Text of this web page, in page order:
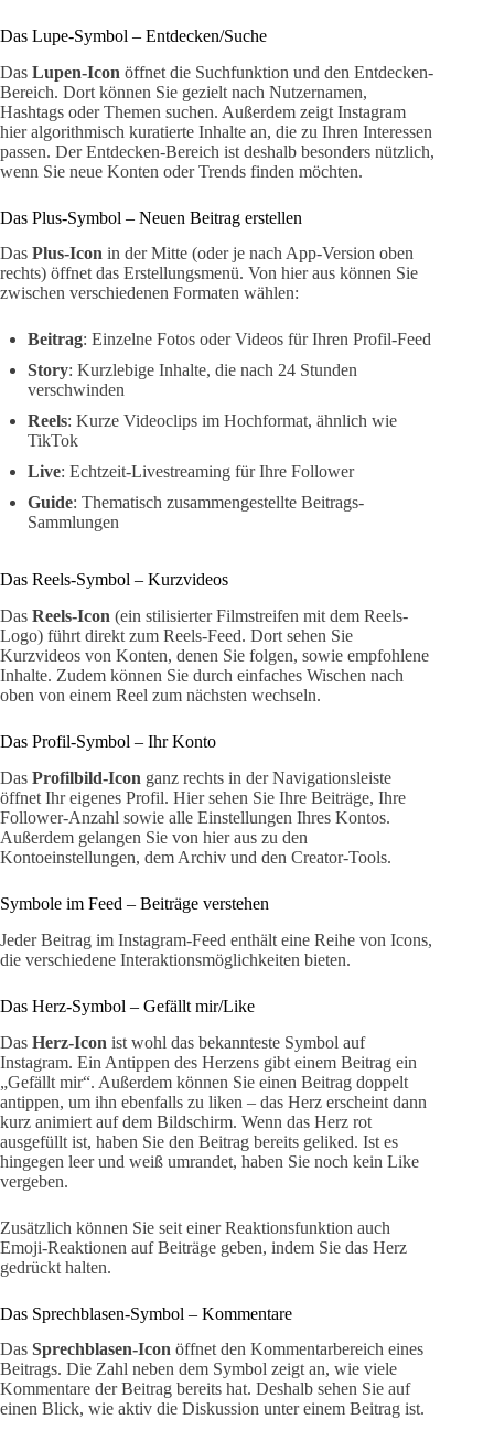
Das Lupe-Symbol – Entdecken/Suche
Das Lupen-Icon öffnet die Suchfunktion und den Entdecken-
Bereich. Dort können Sie gezielt nach Nutzernamen,
Hashtags oder Themen suchen. Außerdem zeigt Instagram
hier algorithmisch kuratierte Inhalte an, die zu Ihren Interessen
passen. Der Entdecken-Bereich ist deshalb besonders nützlich,
wenn Sie neue Konten oder Trends finden möchten.
Das Plus-Symbol – Neuen Beitrag erstellen
Das Plus-Icon in der Mitte (oder je nach App-Version oben
rechts) öffnet das Erstellungsmenü. Von hier aus können Sie
zwischen verschiedenen Formaten wählen:
Beitrag: Einzelne Fotos oder Videos für Ihren Profil-Feed
Story: Kurzlebige Inhalte, die nach 24 Stunden
verschwinden
Reels: Kurze Videoclips im Hochformat, ähnlich wie
TikTok
Live: Echtzeit-Livestreaming für Ihre Follower
Guide: Thematisch zusammengestellte Beitrags-
Sammlungen
Das Reels-Symbol – Kurzvideos
Das Reels-Icon (ein stilisierter Filmstreifen mit dem Reels-
Logo) führt direkt zum Reels-Feed. Dort sehen Sie
Kurzvideos von Konten, denen Sie folgen, sowie empfohlene
Inhalte. Zudem können Sie durch einfaches Wischen nach
oben von einem Reel zum nächsten wechseln.
Das Profil-Symbol – Ihr Konto
Das Profilbild-Icon ganz rechts in der Navigationsleiste
öffnet Ihr eigenes Profil. Hier sehen Sie Ihre Beiträge, Ihre
Follower-Anzahl sowie alle Einstellungen Ihres Kontos.
Außerdem gelangen Sie von hier aus zu den
Kontoeinstellungen, dem Archiv und den Creator-Tools.
Symbole im Feed – Beiträge verstehen
Jeder Beitrag im Instagram-Feed enthält eine Reihe von Icons,
die verschiedene Interaktionsmöglichkeiten bieten.
Das Herz-Symbol – Gefällt mir/Like
Das Herz-Icon ist wohl das bekannteste Symbol auf
Instagram. Ein Antippen des Herzens gibt einem Beitrag ein
„Gefällt mir“. Außerdem können Sie einen Beitrag doppelt
antippen, um ihn ebenfalls zu liken – das Herz erscheint dann
kurz animiert auf dem Bildschirm. Wenn das Herz rot
ausgefüllt ist, haben Sie den Beitrag bereits geliked. Ist es
hingegen leer und weiß umrandet, haben Sie noch kein Like
vergeben.
Zusätzlich können Sie seit einer Reaktionsfunktion auch
Emoji-Reaktionen auf Beiträge geben, indem Sie das Herz
gedrückt halten.
Das Sprechblasen-Symbol – Kommentare
Das Sprechblasen-Icon öffnet den Kommentarbereich eines
Beitrags. Die Zahl neben dem Symbol zeigt an, wie viele
Kommentare der Beitrag bereits hat. Deshalb sehen Sie auf
einen Blick, wie aktiv die Diskussion unter einem Beitrag ist.